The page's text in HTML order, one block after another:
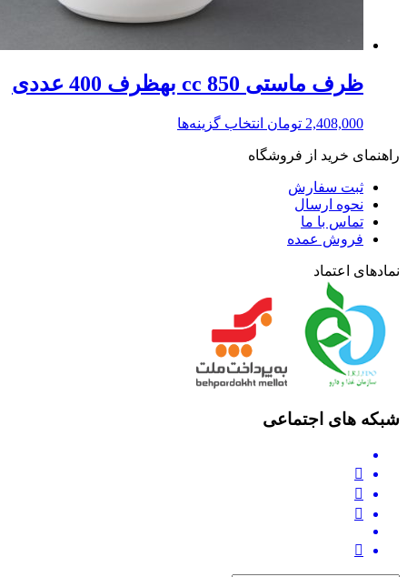
ظرف ماستی 850 cc بهظرف 400 عددی
2,408,000 تومان انتخاب گزینه‌ها
راهنمای خرید از فروشگاه
ثبت سفارش
نحوه ارسال
تماس با ما
فروش عمده
نمادهای اعتماد
شبکه های اجتماعی